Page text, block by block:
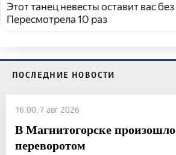
Этот танец невесты оставит вас
Пересмотрела 10 раз
ПОСЛЕДНИЕ НОВОСТИ
16:00, 7 авг 2026
В Магнитогорске
переворотом